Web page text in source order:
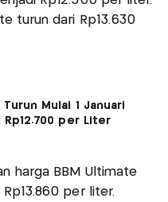
turun dari Rp13.630
Turun Mulai 1 Januari
Rp12.700 per Liter
harga BBM Ultimate
Rp13.860 per liter.